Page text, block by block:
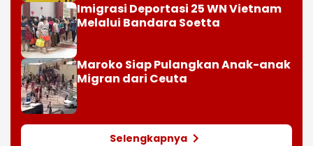
Imigrasi Deportasi 25 WN Vietnam
Melalui Bandara Soetta
Maroko Siap Pulangkan Anak-anak
Migran dari Ceuta
Selengkapnya